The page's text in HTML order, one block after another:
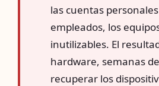
las cuentas
empleados, los
inutilizables. El
hardware, semanas
recuperar los